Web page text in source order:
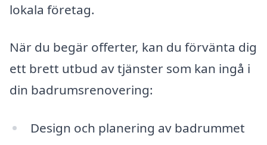
lokala företag.
När du begär offerter, kan du förvänta dig
ett brett utbud av tjänster som kan ingå i
din badrumsrenovering:
Design och planering av badrummet